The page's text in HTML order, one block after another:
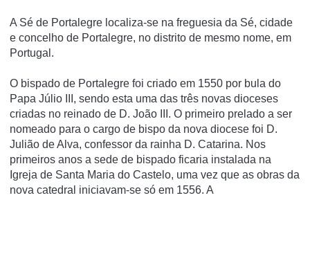
A Sé de Portalegre localiza-se na freguesia da Sé, cidade
e concelho de Portalegre, no distrito de mesmo nome, em
Portugal.
O bispado de Portalegre foi criado em 1550 por bula do
Papa Júlio III, sendo esta uma das três novas dioceses
criadas no reinado de D. João III. O primeiro prelado a ser
nomeado para o cargo de bispo da nova diocese foi D.
Julião de Alva, confessor da rainha D. Catarina. Nos
primeiros anos a sede de bispado ficaria instalada na
Igreja de Santa Maria do Castelo, uma vez que as obras da
nova catedral iniciavam-se só em 1556. A